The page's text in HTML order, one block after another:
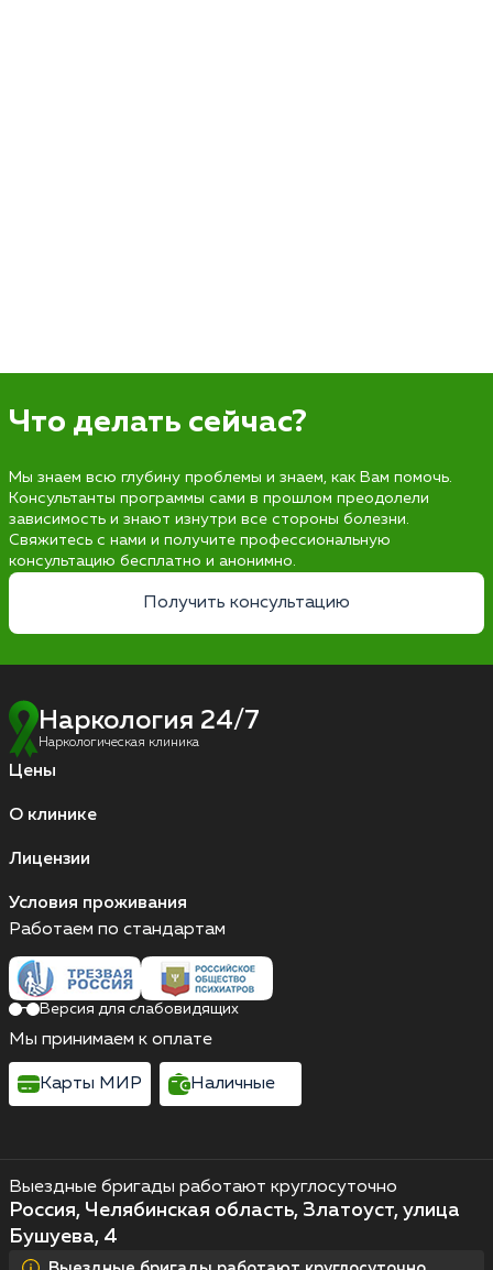
Что делать сейчас?
Мы знаем всю глубину проблемы и знаем, как Вам помочь.
Консультанты программы сами в прошлом преодолели
зависимость и знают изнутри все стороны болезни.
Свяжитесь с нами и получите профессиональную
консультацию бесплатно и анонимно.
Получить консультацию
Наркология 24/7
Наркологическая клиника
Цены
О клинике
Лицензии
Условия проживания
Выездные бригады работают круглосуточно
Россия, Челябинская область, Златоуст, улица
Бушуева, 4
Работаем по стандартам
Версия для слабовидящих
Мы принимаем к оплате
Карты МИР Наличные